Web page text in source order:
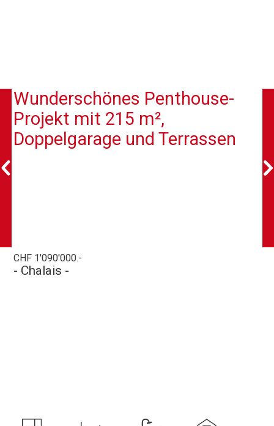
Wunderschönes Penthouse-
Projekt mit 215 m²,
Doppelgarage und Terrassen
CHF 1'090'000.-
- Chalais -